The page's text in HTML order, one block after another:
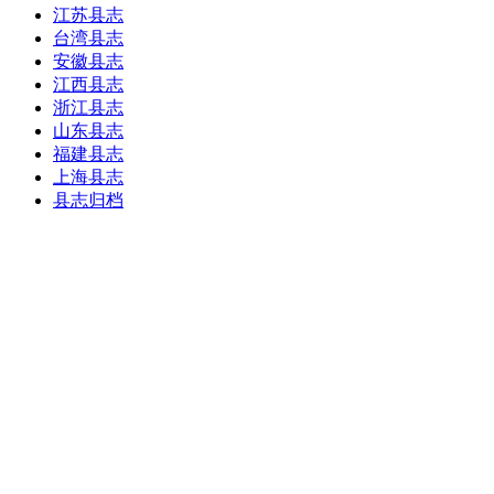
江苏县志
台湾县志
安徽县志
江西县志
浙江县志
山东县志
福建县志
上海县志
县志归档